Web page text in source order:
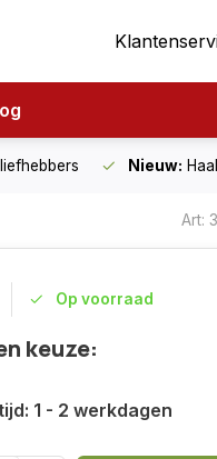
Nieuw:
Art:
Op voorraad
keuze:
1 - 2 werkdagen